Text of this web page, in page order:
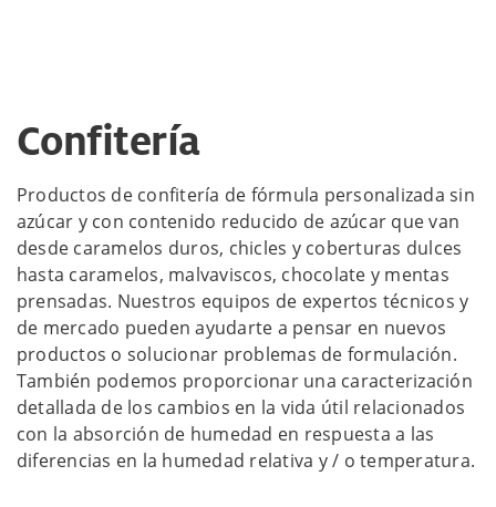
Confitería
Productos de confitería de fórmula personalizada sin
azúcar y con contenido reducido de azúcar que van
desde caramelos duros, chicles y coberturas dulces
hasta caramelos, malvaviscos, chocolate y mentas
prensadas. Nuestros equipos de expertos técnicos y
de mercado pueden ayudarte a pensar en nuevos
productos o solucionar problemas de formulación.
También podemos proporcionar una caracterización
detallada de los cambios en la vida útil relacionados
con la absorción de humedad en respuesta a las
diferencias en la humedad relativa y / o temperatura.